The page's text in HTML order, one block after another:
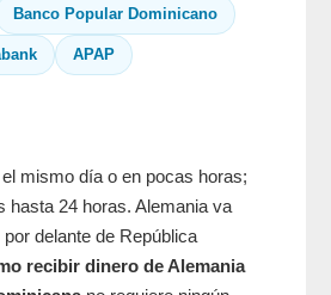
Banco Popular Dominicano
APAP
mismo día o en pocas horas;
hasta 24 horas. Alemania va
delante de República
recibir dinero de Alemania